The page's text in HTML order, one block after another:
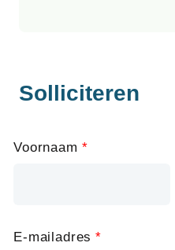
Solliciteren
this
Voornaam
E-mailadres